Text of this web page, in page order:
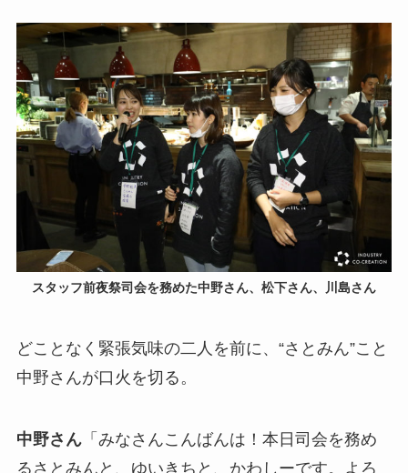
スタッフ前夜祭司会を務めた中野さん、松下さん、川島さん
どことなく緊張気味の二人を前に、“さとみん”こと
中野さんが口火を切る。
中野さん「みなさんこんばんは！本日司会を務め
るさとみんと、ゆいきちと、かわしーです。よろ